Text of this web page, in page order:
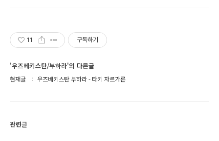
11 구독하기
'우즈베키스탄/부하라'의 다른글
현재글 우즈베키스탄 부하라 - 타키 자르가론
관련글